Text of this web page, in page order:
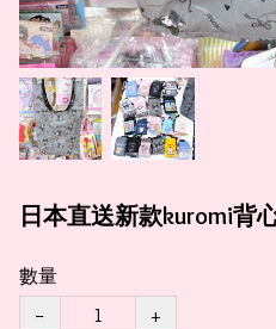
日本直送新款kuromi背
數量
−
+